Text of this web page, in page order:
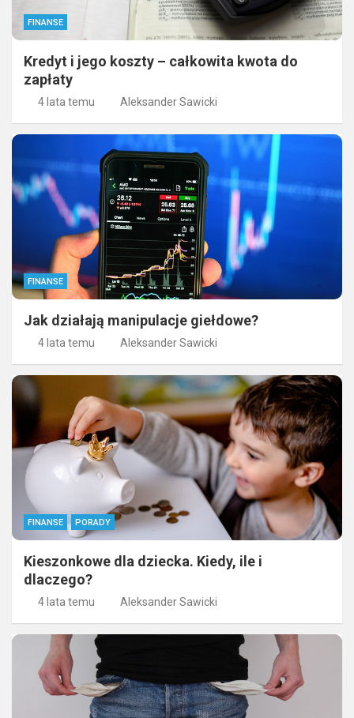
FINANSE
Kredyt i jego koszty – całkowita kwota do
zapłaty
4 lata temu Aleksander Sawicki
FINANSE
Jak działają manipulacje giełdowe?
4 lata temu Aleksander Sawicki
FINANSE PORADY
Kieszonkowe dla dziecka. Kiedy, ile i
dlaczego?
4 lata temu Aleksander Sawicki